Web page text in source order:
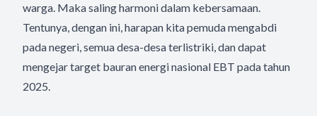
warga. Maka saling harmoni dalam kebersamaan.
Tentunya, dengan ini, harapan kita pemuda mengabdi
pada negeri, semua desa-desa terlistriki, dan dapat
mengejar target bauran energi nasional EBT pada tahun
2025.